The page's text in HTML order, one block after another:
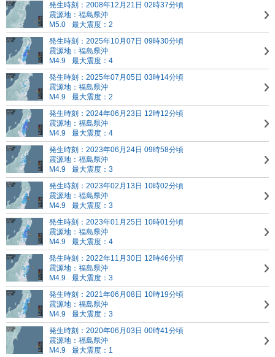
発生時刻：2008年12月21日 02時37分頃
震源地：福島県沖
M5.0
最大震度：2
発生時刻：2025年10月07日 09時30分頃
震源地：福島県沖
M4.9
最大震度：4
発生時刻：2025年07月05日 03時14分頃
震源地：福島県沖
M4.9
最大震度：2
発生時刻：2024年06月23日 12時12分頃
震源地：福島県沖
M4.9
最大震度：4
発生時刻：2023年06月24日 09時58分頃
震源地：福島県沖
M4.9
最大震度：3
発生時刻：2023年02月13日 10時02分頃
震源地：福島県沖
M4.9
最大震度：3
発生時刻：2023年01月25日 10時01分頃
震源地：福島県沖
M4.9
最大震度：4
発生時刻：2022年11月30日 12時46分頃
震源地：福島県沖
M4.9
最大震度：3
発生時刻：2021年06月08日 10時19分頃
震源地：福島県沖
M4.9
最大震度：3
発生時刻：2020年06月03日 00時41分頃
震源地：福島県沖
M4.9
最大震度：1